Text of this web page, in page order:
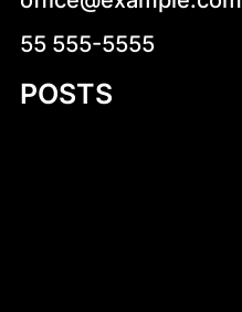
55 555-5555
POSTS